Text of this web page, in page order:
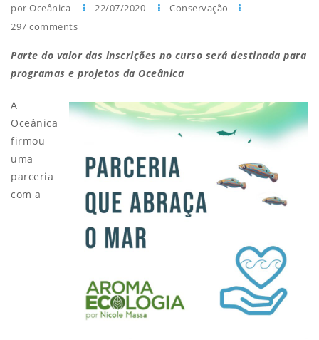
por Oceânica 22/07/2020
Conservação
297 comments
Parte do valor das inscrições no curso será destinada para
programas e projetos da Oceânica
A
Oceânica
firmou
uma
parceria
com a